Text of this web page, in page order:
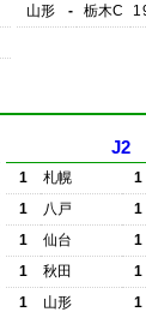
山形
- 栃木C
J2
1 札幌
1
1
八戸
1
1
仙台
1
1
秋田
1
1
山形
1